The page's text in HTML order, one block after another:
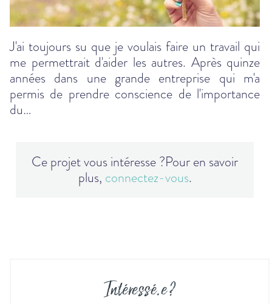
J'ai toujours su que je voulais faire un travail qui
me permettrait d'aider les autres. Après quinze
années dans une grande entreprise qui m'a
permis de prendre conscience de l'importance
du…
Ce projet vous intéresse ?Pour en savoir
plus, connectez-vous.
Intéressé.e ?